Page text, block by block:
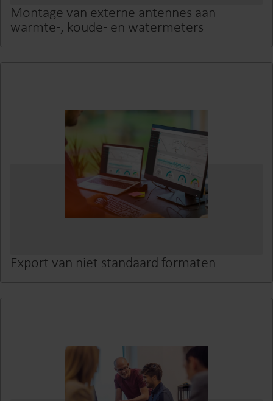
Montage van externe antennes aan
warmte-, koude- en watermeters
Export van niet standaard formaten